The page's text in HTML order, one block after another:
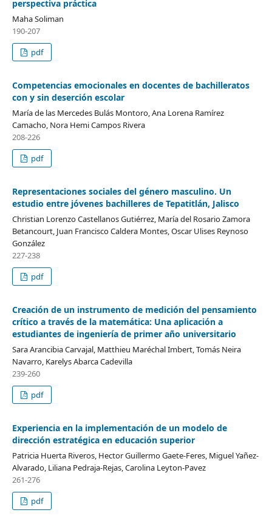
perspectiva práctica
Maha Soliman
190-207
pdf
Competencias emocionales en docentes de bachilleratos
con y sin deserción escolar
María de las Mercedes Bulás Montoro, Ana Lorena Ramírez
Camacho, Nora Hemi Campos Rivera
208-226
pdf
Representaciones sociales del género masculino. Un
estudio entre jóvenes bachilleres de Tepatitlán, Jalisco
Christian Lorenzo Castellanos Gutiérrez, María del Rosario Zamora
Betancourt, Juan Francisco Caldera Montes, Oscar Ulises Reynoso
González
227-238
pdf
Creación de un instrumento de medición del pensamiento
crítico a través de la matemática: Una aplicación a
estudiantes de ingeniería de primer año universitario
Sara Arancibia Carvajal, Matthieu Maréchal Imbert, Tomás Neira
Navarro, Karelys Abarca Cadevilla
239-260
pdf
Experiencia en la implementación de un modelo de
dirección estratégica en educación superior
Patricia Huerta Riveros, Hector Guillermo Gaete-Feres, Miguel Yañez-
Alvarado, Liliana Pedraja-Rejas, Carolina Leyton-Pavez
261-276
pdf